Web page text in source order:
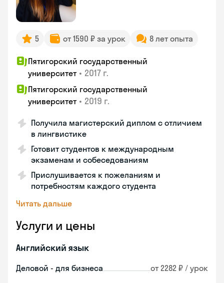
5 от 1590 ₽ за урок 8 лет опыта
Пятигорский государственный
университет • 2017 г.
Пятигорский государственный
университет • 2019 г.
Получила магистерский диплом с отличием
в лингвистике
Готовит студентов к международным
экзаменам и собеседованиям
Прислушивается к пожеланиям и
потребностям каждого студента
Читать дальше
Услуги и цены
Английский язык
Деловой - для бизнеса от 2282 ₽ / урок